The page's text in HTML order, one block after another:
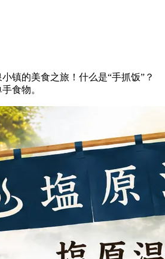
镇的美食之旅！什么是“手抓饭”？
食物。